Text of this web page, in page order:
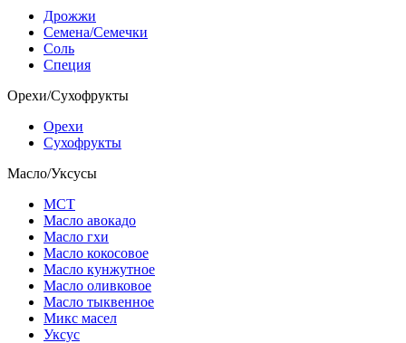
Дрожжи
Семена/Семечки
Соль
Специя
Орехи/Сухофрукты
Орехи
Сухофрукты
Масло/Уксусы
МСТ
Масло авокадо
Масло гхи
Масло кокосовое
Масло кунжутное
Масло оливковое
Масло тыквенное
Микс масел
Уксус